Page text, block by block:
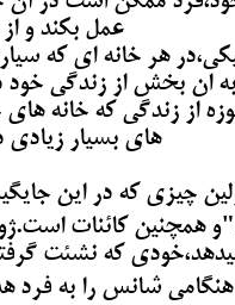
عمل بکند و
هر خانه ای که
به ان بخش از زندگی
از زندگی که خانه
های بسیار زیادی
چیزی که در این
همچنین کائنات
که نشئت
شانس را به فرد